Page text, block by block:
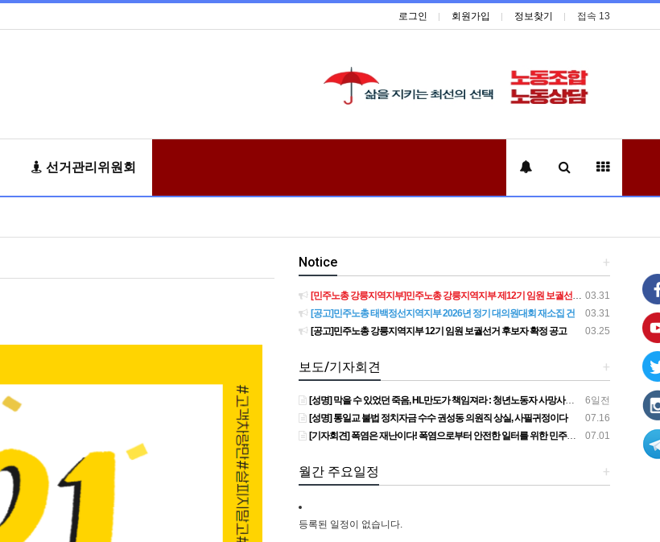
로그인 회원가입 정보찾기 접속 13
선거관리위원회
+
Notice
03.31
[민주노총 강릉지역지부]민주노총 강릉지역지부 제12기 임원 보궐선거결과 공고
03.31
[공고]민주노총 태백정선지역지부 2026년 정기 대의원대회 재소집 건
03.25
[공고]민주노총 강릉지역지부 12기 임원 보궐선거 후보자 확정 공고
+
보도/기자회견
6일전
[성명] 막을 수 있었던 죽음, HL만도가 책임져라 : 청년노동자 사망사고의 철저한 진상규명과 재발방지 대책 마련하라
07.16
[성명] 통일교 불법 정치자금 수수 권성동 의원직 상실, 사필귀정이다
07.01
[기자회견] 폭염은 재난이다! 폭염으로부터 안전한 일터를 위한 민주노총 강원지역본부 폭염감시단 선포 기자회견
+
월간 주요일정
등록된 일정이 없습니다.